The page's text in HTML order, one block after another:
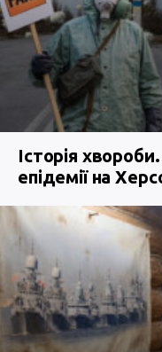
Історія
епідемії на